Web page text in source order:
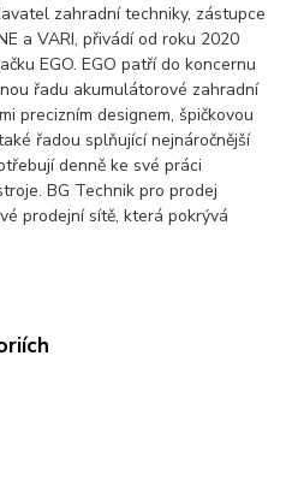
zahradní techniky, zástupce
a VARI, přivádí od roku 2020
EGO. EGO patří do koncernu
řadu akumulátorové zahradní
precizním designem, špičkovou
řadou splňující nejnáročnější
denně ke své práci
BG Technik pro prodej
prodejní sítě, která pokrývá